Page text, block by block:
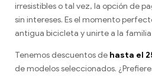
irresistibles o tal vez, la opción de
sin intereses. Es el momento
antigua bicicleta y unirte a la familia
Tenemos descuentos de hasta el
de modelos seleccionados.